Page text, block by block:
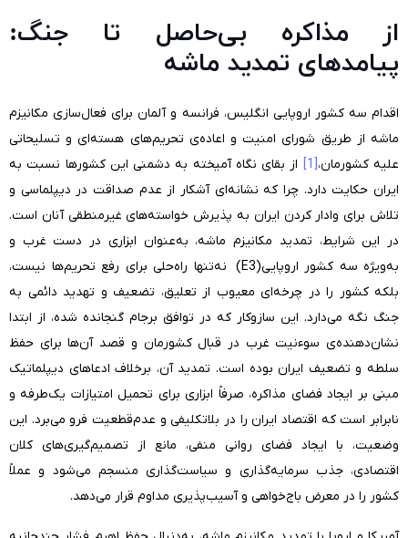
از مذاکره بی‌حاصل تا جنگ:
پیامدهای تمدید ماشه
اقدام سه کشور اروپایی انگلیس، فرانسه و آلمان برای فعال‌سازی مکانیزم
ماشه از طریق شورای امنیت و اعاده‌ی تحریم‌های هسته‌ای و تسلیحاتی
علیه کشورمان،[1]
از بقای نگاه آمیخته به دشمنی این کشورها نسبت به
ایران حکایت دارد. چرا که نشانه‌ای آشکار از عدم صداقت در دیپلماسی و
تلاش برای وادار کردن ایران به پذیرش خواسته‌های غیرمنطقی آنان است.
در این شرایط، تمدید مکانیزم ماشه، به‌عنوان ابزاری در دست غرب و
به‌ویژه سه کشور اروپایی(E3)
نه‌تنها راه‌حلی برای رفع تحریم‌ها نیست،
بلکه کشور را در چرخه‌ای معیوب از تعلیق، تضعیف و تهدید دائمی به
جنگ نگه می‌دارد. این سازوکار که در توافق برجام گنجانده شده، از ابتدا
نشان‌دهنده‌ی سوءنیت غرب در قبال کشورمان و قصد آن‌ها برای حفظ
سلطه و تضعیف ایران بوده است. تمدید آن، برخلاف ادعاهای دیپلماتیک
مبنی بر ایجاد فضای مذاکره، صرفاً ابزاری برای تحمیل امتیازات یک‌طرفه و
نابرابر است که اقتصاد ایران را در بلاتکلیفی و عدم‌قطعیت فرو می‌برد. این
وضعیت، با ایجاد فضای روانی منفی، مانع از تصمیم‌گیری‌های کلان
اقتصادی، جذب سرمایه‌گذاری و سیاست‌گذاری منسجم می‌شود و عملاً
کشور را در معرض باج‌خواهی و آسیب‌پذیری‌ مداوم قرار می‌دهد.